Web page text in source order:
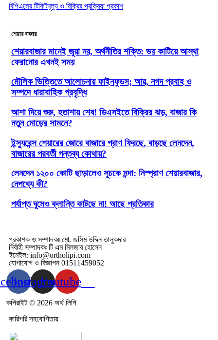
বিপিএলের টিকিটমূল্য ও বিক্রির প্রক্রিয়া প্রকাশ
শেয়ার বাজার
শেয়ারবাজার মানেই জুয়া নয়, অর্থনীতির শক্তি: ভয় কাটিয়ে আস্থা
ফেরানোর এখনই সময়
মৌলিক ভিত্তিতে আলোচনায় ফাইনফুডস; আয়, নগদ প্রবাহ ও
সম্পদে ধারাবাহিক প্রবৃদ্ধি
আশা দিয়ে শুরু, হতাশায় শেষ! ডিএসইতে বিক্রির ঝড়, বাজার কি
নতুন মোড়ের সামনে?
ইন্স্যুরেন্স শেয়ারের জোরে বাজারে প্রাণ ফিরছে, বাড়ছে লেনদেন,
বাজারের পরবর্তী গন্তব্য কোথায়?
লেনদেন ১২০০ কোটি ছাড়ালেও সূচকে মন্দা: নিস্প্রাণ শেয়ারবাজার,
নেপথ্যে কী?
পর্যাপ্ত ঘুমেও ক্লান্তি কাটছে না! আছে প্রতিকার
প্রকাশক ও সম্পাদকঃ মো. জসিম উদ্দিন তালুকদার
নির্বাহী সম্পাদকঃ টি এম মিলজার হোসেন
ইমেইল: info@ortholipi.com
যোগাযোগ ও বিজ্ঞাপন 01511459052
Instagram
Youtube
কপিরাইট © 2026 অর্থ লিপি
কারিগরি সহযোগিতায়